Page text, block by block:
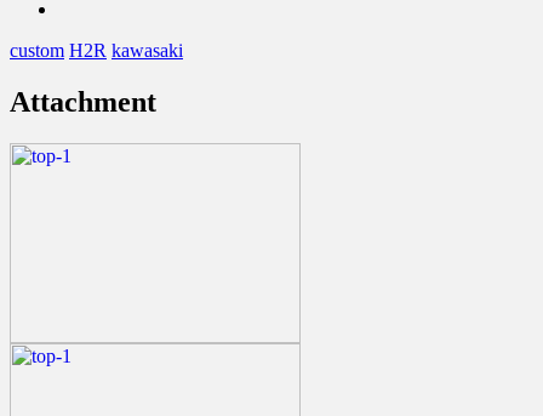
custom H2R kawasaki
Attachment